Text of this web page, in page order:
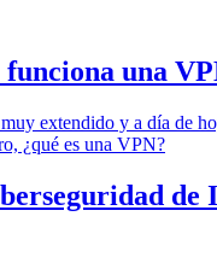
funciona una
extendido y a día de
¿qué es una VPN?
de